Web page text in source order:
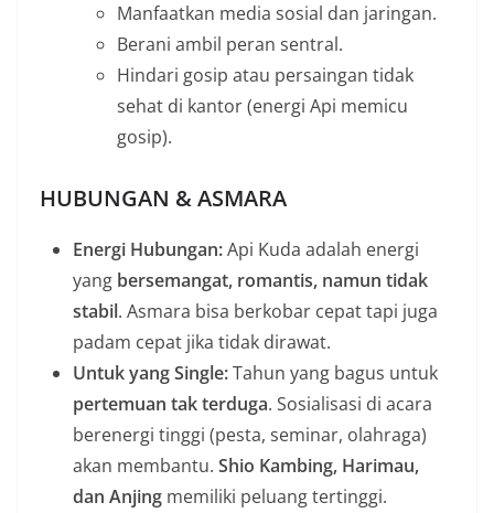
Manfaatkan media sosial dan jaringan.
Berani ambil peran sentral.
Hindari gosip atau persaingan tidak
sehat di kantor (energi Api memicu
gosip).
HUBUNGAN & ASMARA
Energi Hubungan:Api Kuda adalah energi
yang bersemangat, romantis, namun tidak
stabil. Asmara bisa berkobar cepat tapi juga
padam cepat jika tidak dirawat.
Untuk yang Single:Tahun yang bagus untuk
pertemuan tak terduga. Sosialisasi di acara
berenergi tinggi (pesta, seminar, olahraga)
akan membantu. Shio Kambing, Harimau,
dan Anjing memiliki peluang tertinggi.